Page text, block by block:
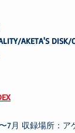
AKETA'S
7月 収録場所：